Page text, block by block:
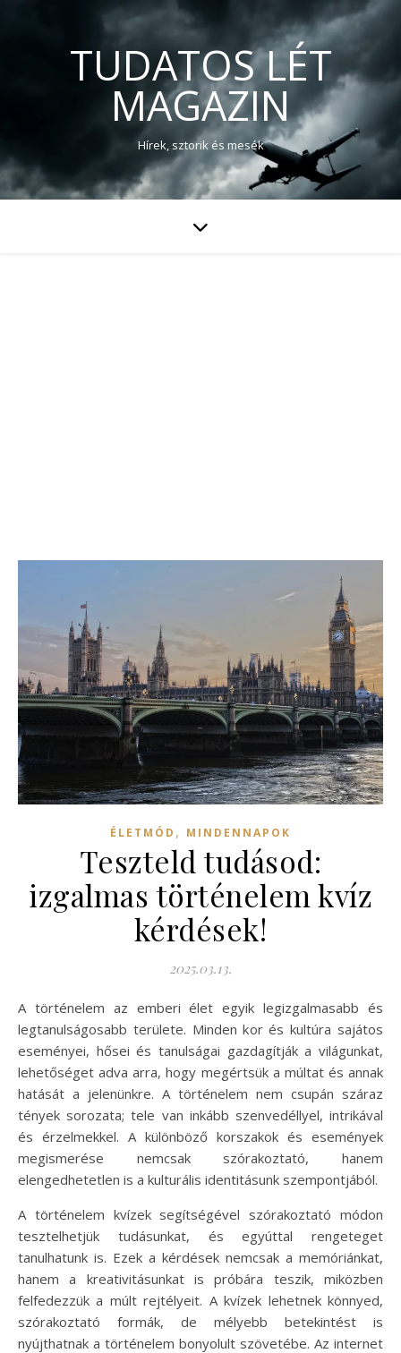
TUDATOS LÉT
MAGAZIN
Hírek, sztorik és mesék
ÉLETMÓD , MINDENNAPOK
Teszteld tudásod:
izgalmas történelem kvíz
kérdések!
2025.03.13.
A történelem az emberi élet egyik legizgalmasabb és
legtanulságosabb területe. Minden kor és kultúra sajátos
eseményei, hősei és tanulságai gazdagítják a világunkat,
lehetőséget adva arra, hogy megértsük a múltat és annak
hatását a jelenünkre. A történelem nem csupán száraz
tények sorozata; tele van inkább szenvedéllyel, intrikával
és érzelmekkel. A különböző korszakok és események
megismerése nemcsak szórakoztató, hanem
elengedhetetlen is a kulturális identitásunk szempontjából.
A történelem kvízek segítségével szórakoztató módon
tesztelhetjük tudásunkat, és egyúttal rengeteget
tanulhatunk is. Ezek a kérdések nemcsak a memóriánkat,
hanem a kreativitásunkat is próbára teszik, miközben
felfedezzük a múlt rejtélyeit. A kvízek lehetnek könnyed,
szórakoztató formák, de mélyebb betekintést is
nyújthatnak a történelem bonyolult szövetébe. Az internet